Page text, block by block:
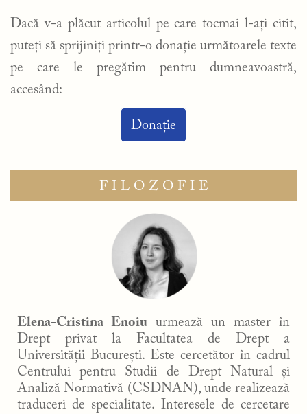
Dacă v-a plăcut articolul pe care tocmai l-ați citit,
puteți să sprijiniți printr-o donație următoarele texte
pe care le pregătim pentru dumneavoastră,
accesând:
Donație
FILOZOFIE
Elena-Cristina Enoiu urmează un master în
Drept privat la Facultatea de Drept a
Universității București. Este cercetător în cadrul
Centrului pentru Studii de Drept Natural și
Analiză Normativă (CSDNAN), unde realizează
traduceri de specialitate. Interesele de cercetare